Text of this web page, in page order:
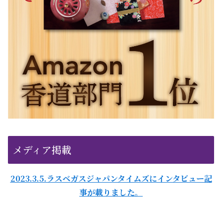
メディア掲載
2023.3.5.ラスベガスジャパンタイムズにインタビュー記
事が載りました。